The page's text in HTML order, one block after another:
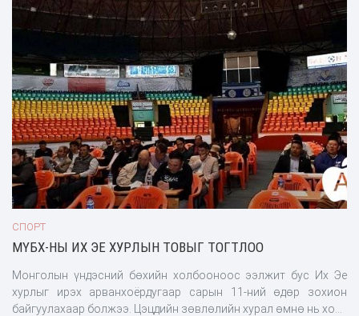
СПОРТ
МҮБХ-НЫ ИХ ЭЕ ХУРЛЫН ТОВЫГ ТОГТЛОО
Монголын үндэсний бөхийн холбооноос ээлжит бус Их Эе
хурлыг ирэх арванхоёрдугаар сарын 11-ний өдөр зохион
байгуулахаар болжээ. Цэцдийн зөвлөлийн хурал өмнө нь хоёр